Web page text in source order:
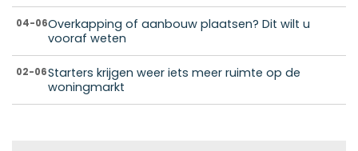
04-06Overkapping of aanbouw plaatsen? Dit wilt u
vooraf weten
02-06Starters krijgen weer iets meer ruimte op de
woningmarkt